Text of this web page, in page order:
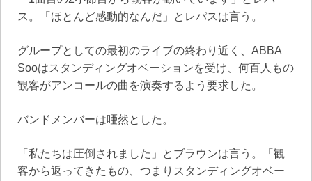
ス。「ほとんど感動的なんだ」とレパスは言う。
グループとしての最初のライブの終わり近く、ABBA
Sooはスタンディングオベーションを受け、何百人もの
観客がアンコールの曲を演奏するよう要求した。
バンドメンバーは唖然とした。
「私たちは圧倒されました」とブラウンは言う。「観
客から返ってきたもの、つまりスタンディングオベー